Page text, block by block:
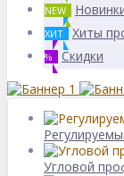
NEW
ХИТ Хиты
% Скидки
Угловой